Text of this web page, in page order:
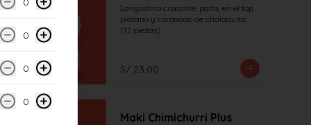
Langostino crocante, palta, en el top
plátano y coronado de chalaquita.
(12 piezas)
S/ 23.00
Maki Chimichurri Plus
0
0
0